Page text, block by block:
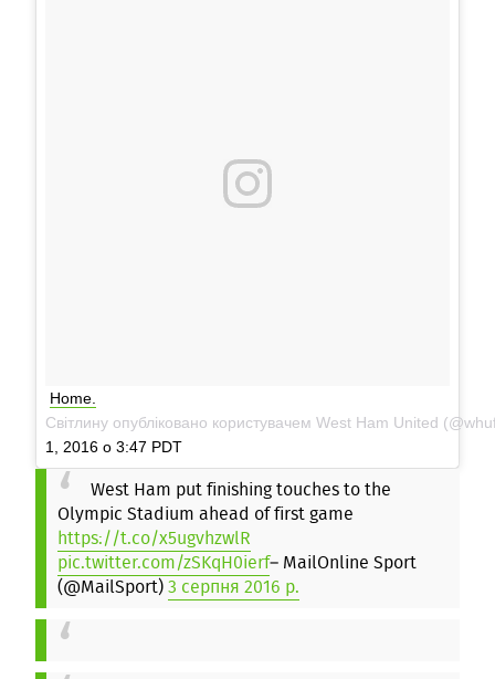
Home.
Світлину опубліковано користувачем West Ham United
1, 2016 о 3:47 PDT
West Ham put finishing touches to the
Olympic Stadium ahead of first game
https://t.co/x5ugvhzwlR
pic.twitter.com/zSKqH0ierf– MailOnline Sport
(@MailSport)3 серпня 2016 р.